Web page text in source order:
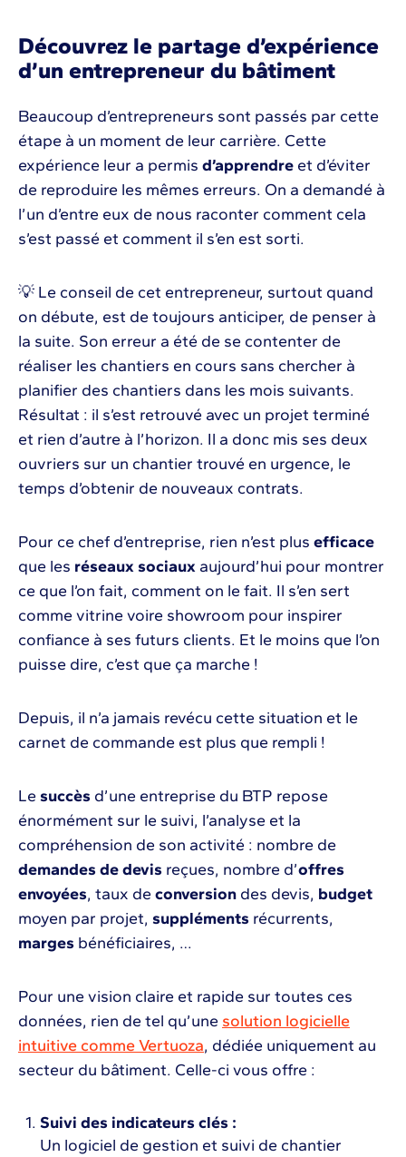
Découvrez le partage d’expérience
d’un entrepreneur du bâtiment
Beaucoup d’entrepreneurs sont passés par cette
étape à un moment de leur carrière. Cette
expérience leur a permis d’apprendre et d’éviter
de reproduire les mêmes erreurs. On a demandé à
l’un d’entre eux de nous raconter comment cela
s’est passé et comment il s’en est sorti.
💡 Le conseil de cet entrepreneur, surtout quand
on débute, est de toujours anticiper, de penser à
la suite. Son erreur a été de se contenter de
réaliser les chantiers en cours sans chercher à
planifier des chantiers dans les mois suivants.
Résultat : il s’est retrouvé avec un projet terminé
et rien d’autre à l’horizon. Il a donc mis ses deux
ouvriers sur un chantier trouvé en urgence, le
temps d’obtenir de nouveaux contrats.
Pour ce chef d’entreprise, rien n’est plus efficace
que les réseaux sociaux aujourd’hui pour montrer
ce que l’on fait, comment on le fait. Il s’en sert
comme vitrine voire showroom pour inspirer
confiance à ses futurs clients. Et le moins que l’on
puisse dire, c’est que ça marche !
Depuis, il n’a jamais revécu cette situation et le
carnet de commande est plus que rempli !
Le succès d’une entreprise du BTP repose
énormément sur le suivi, l’analyse et la
compréhension de son activité : nombre de
demandes de devis reçues, nombre d’offres
envoyées, taux de conversion des devis, budget
moyen par projet, suppléments récurrents,
marges bénéficiaires, …
Pour une vision claire et rapide sur toutes ces
données, rien de tel qu’une solution logicielle
intuitive comme Vertuoza, dédiée uniquement au
secteur du bâtiment. Celle-ci vous offre :
Suivi des indicateurs clés :
Un logiciel de gestion et suivi de chantier